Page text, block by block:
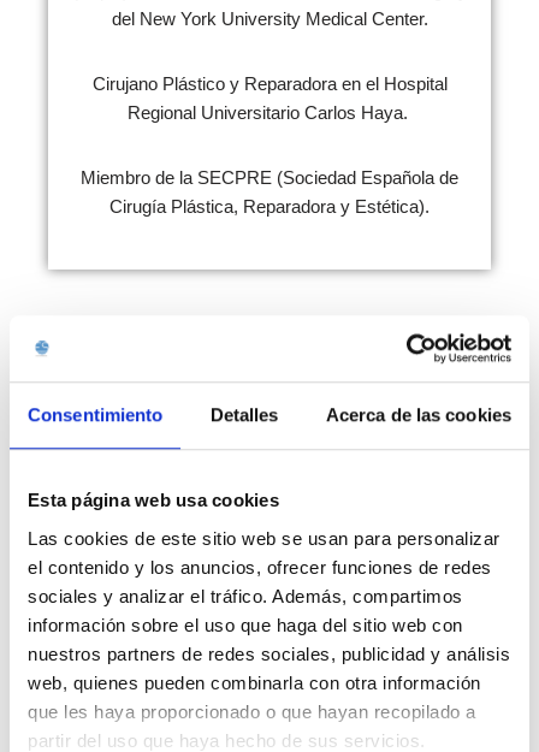
Consentimiento Detalles Acerca de las cookies
Esta página web usa cookies
Las cookies de este sitio web se usan para personalizar
el contenido y los anuncios, ofrecer funciones de redes
sociales y analizar el tráfico. Además, compartimos
información sobre el uso que haga del sitio web con
nuestros partners de redes sociales, publicidad y análisis
web, quienes pueden combinarla con otra información
que les haya proporcionado o que hayan recopilado a
partir del uso que haya hecho de sus servicios.
del New York University Medical Center.
Cirujano Plástico y Reparadora en el Hospital
Regional Universitario Carlos Haya.
Miembro de la SECPRE (Sociedad Española de
Cirugía Plástica, Reparadora y Estética).
Lostratamientosque te
ayudaran a sentirte mejor
Promociónes